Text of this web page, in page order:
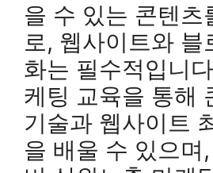
을 수 있는 콘텐츠
로, 웹사이트와 블
화는 필수적입니
케팅 교육을 통해
기술과 웹사이트
을 배울 수 있으며